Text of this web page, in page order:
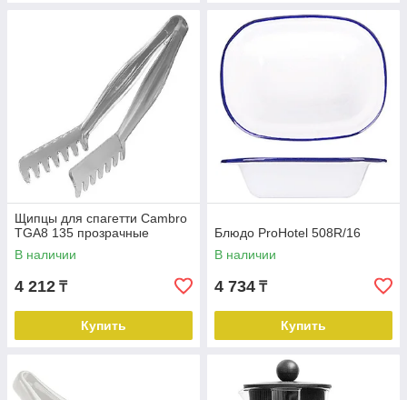
Щипцы для спагетти Cambro
TGA8 135 прозрачные
В наличии
4 212 ₸
Купить
Блюдо ProHotel 508R/16
В наличии
4 734 ₸
Купить